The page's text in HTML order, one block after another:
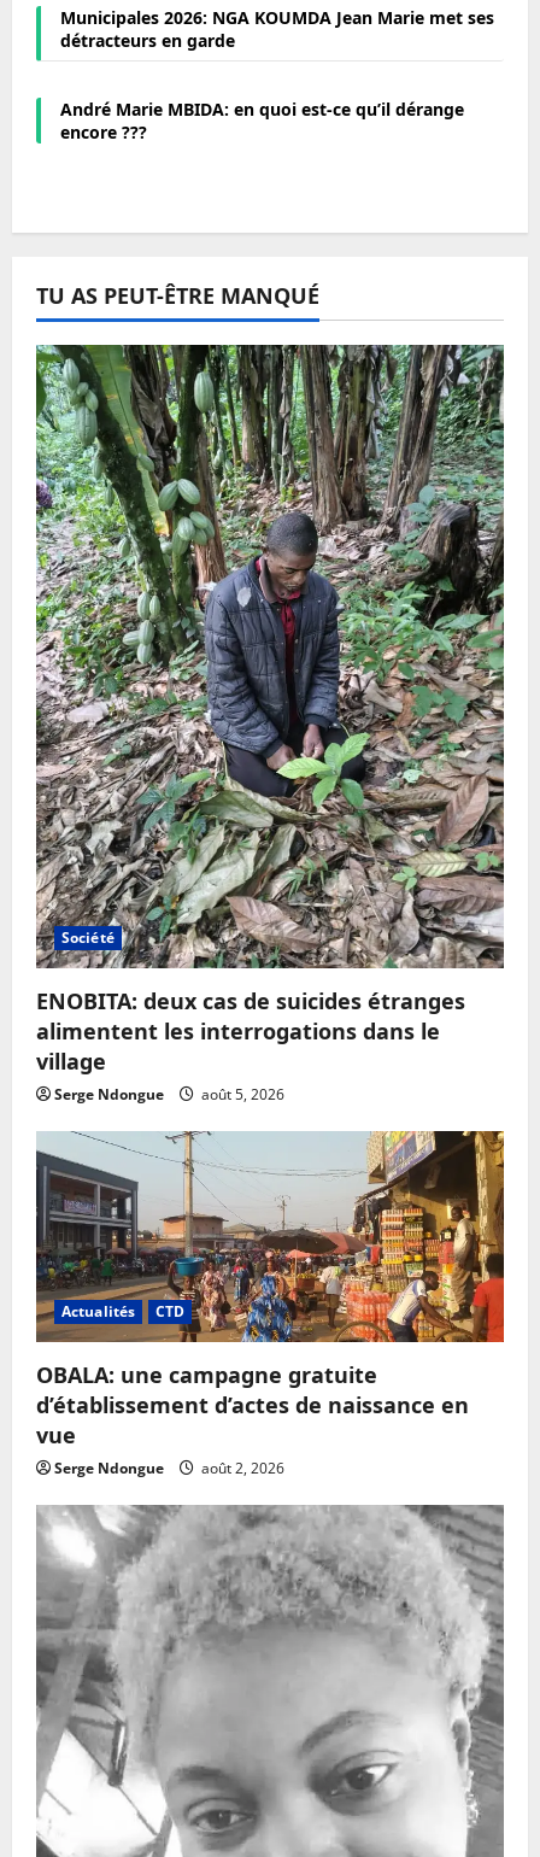
Municipales 2026: NGA KOUMDA Jean Marie met ses
détracteurs en garde
André Marie MBIDA: en quoi est-ce qu’il dérange
encore ???
TU AS PEUT-ÊTRE MANQUÉ
Société
ENOBITA: deux cas de suicides étranges
alimentent les interrogations dans le
village
Serge Ndongue août 5, 2026
Actualités CTD
OBALA: une campagne gratuite
d’établissement d’actes de naissance en
vue
Serge Ndongue août 2, 2026